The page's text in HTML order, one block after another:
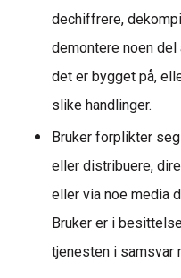
dechiffrere,
demontere noen
det er bygget på,
slike handlinger.
Bruker forplikter
eller distribuere,
eller via noe media
Bruker er i
tjenesten i samsvar